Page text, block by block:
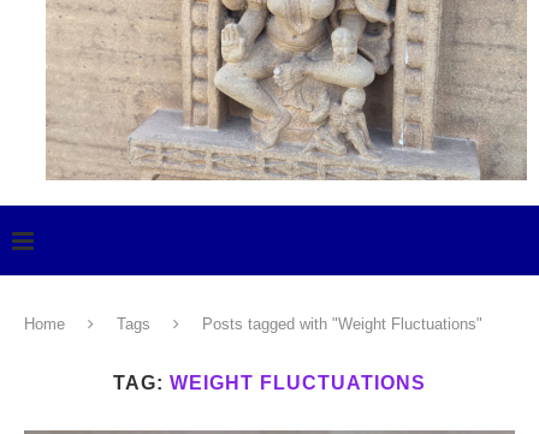
Home Tags Posts tagged with "Weight Fluctuations"
TAG: WEIGHT FLUCTUATIONS